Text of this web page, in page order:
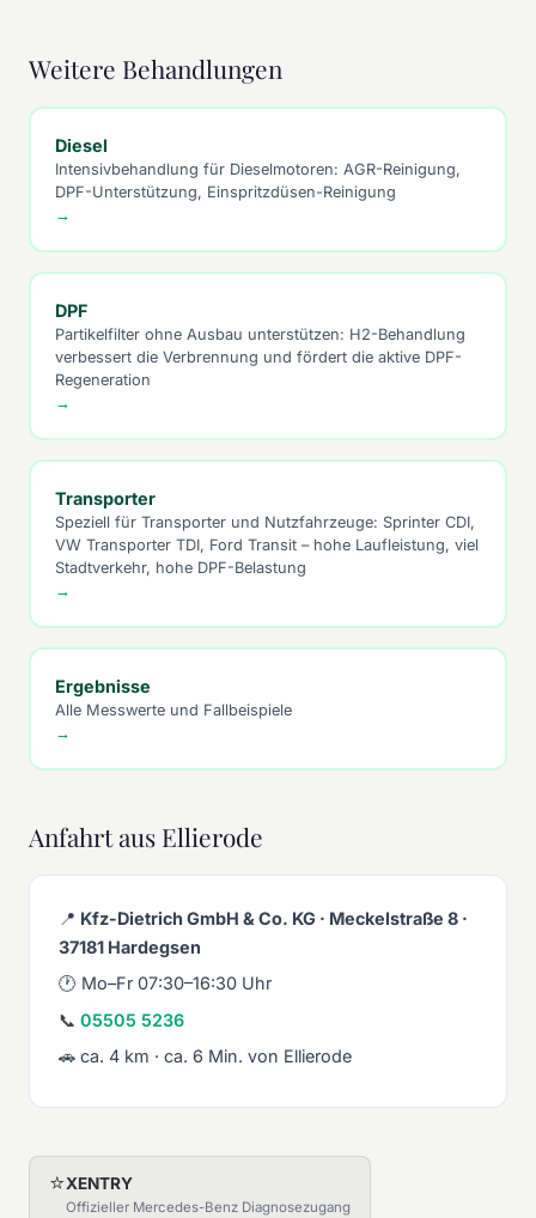
Weitere Behandlungen
Diesel
Intensivbehandlung für Dieselmotoren: AGR-Reinigung,
DPF-Unterstützung, Einspritzdüsen-Reinigung
→
DPF
Partikelfilter ohne Ausbau unterstützen: H2-Behandlung
verbessert die Verbrennung und fördert die aktive DPF-
Regeneration
→
Transporter
Speziell für Transporter und Nutzfahrzeuge: Sprinter CDI,
VW Transporter TDI, Ford Transit – hohe Laufleistung, viel
Stadtverkehr, hohe DPF-Belastung
→
Ergebnisse
Alle Messwerte und Fallbeispiele
→
Anfahrt aus Ellierode
📍 Kfz-Dietrich GmbH & Co. KG · Meckelstraße 8 ·
37181 Hardegsen
🕐 Mo–Fr 07:30–16:30 Uhr
📞 05505 5236
🚗 ca. 4 km · ca. 6 Min. von Ellierode
⭐XENTRY
Offizieller Mercedes-Benz Diagnosezugang